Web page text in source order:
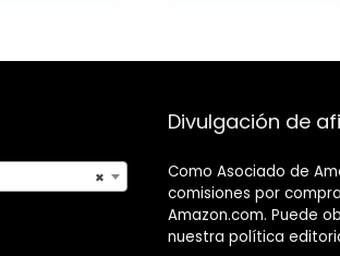
×
Divulgación de
Como Asociado de
comisiones por
Amazon.com. Puede
nuestra política